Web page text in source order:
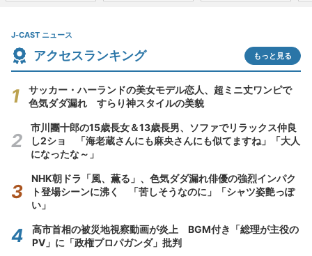
J-CAST ニュース
アクセスランキング もっと見る
サッカー・ハーランドの美女モデル恋人、超ミニ丈ワンピで
色気ダダ漏れ すらり神スタイルの美貌
市川團十郎の15歳長女＆13歳長男、ソファでリラックス仲良
し2ショ 「海老蔵さんにも麻央さんにも似てますね」「大人
になったな～」
NHK朝ドラ「風、薫る」、色気ダダ漏れ俳優の強烈インパク
ト登場シーンに沸く 「苦しそうなのに」「シャツ姿艶っぽ
い」
高市首相の被災地視察動画が炎上 BGM付き「総理が主役の
PV」に「政権プロパガンダ」批判